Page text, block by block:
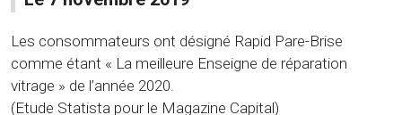
Les consommateurs ont désigné Rapid Pare-Brise
comme étant « La meilleure Enseigne de réparation
vitrage » de l’année 2020.
(Etude Statista pour le Magazine Capital)